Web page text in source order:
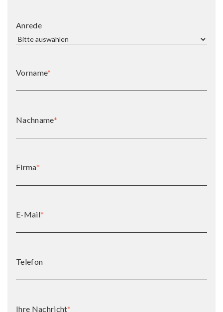
Anrede
Vorname*
Nachname*
Firma*
E-Mail*
Telefon
Ihre Nachricht*